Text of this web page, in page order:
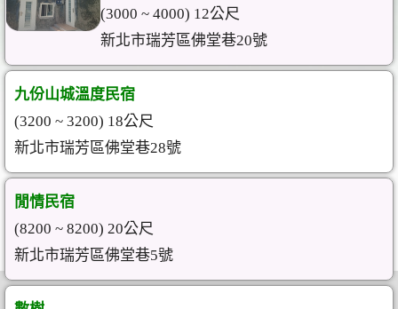
(3000 ~ 4000) 12公尺
新北市瑞芳區佛堂巷20號
九份山城溫度民宿
(3200 ~ 3200) 18公尺
新北市瑞芳區佛堂巷28號
閒情民宿
(8200 ~ 8200) 20公尺
新北市瑞芳區佛堂巷5號